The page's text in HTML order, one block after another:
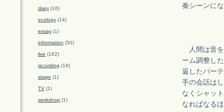
奏シーンに
人間は音を
ーム調整し
返したパー
手の会話は
なくシャッ
なればなる
diary (16)
ecology (14)
essay (1)
information (50)
live (182)
recording (19)
stage (1)
TV (1)
workshop (1)